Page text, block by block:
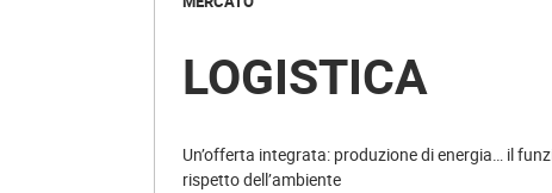
LOGISTICA
Un’offerta integrata: produzione di energia… il
rispetto dell’ambiente